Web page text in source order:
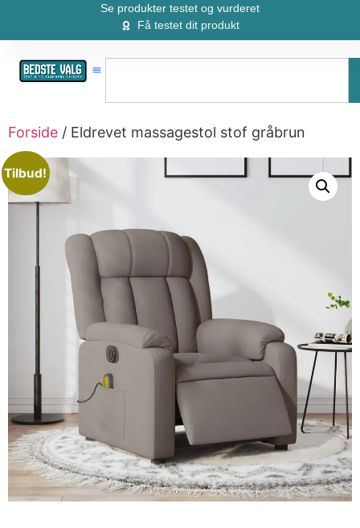
Se produkter testet og vurderet
Få testet dit produkt
Forside / Eldrevet massagestol stof gråbrun
Tilbud!